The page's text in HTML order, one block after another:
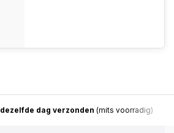
dezelfde dag verzonden (mits voorradig)